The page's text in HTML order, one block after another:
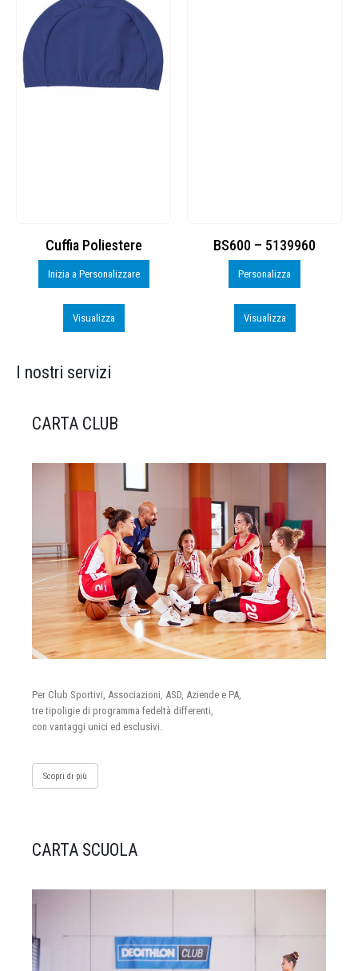
Cuffia Poliestere
Inizia a Personalizzare
Visualizza
BS600 – 5139960
Personalizza
Visualizza
I nostri servizi
CARTA CLUB
Per Club Sportivi, Associazioni, ASD, Aziende e PA,
tre tipoligie di programma fedeltà differenti,
con vantaggi unici ed esclusivi.
Scopri di più
CARTA SCUOLA